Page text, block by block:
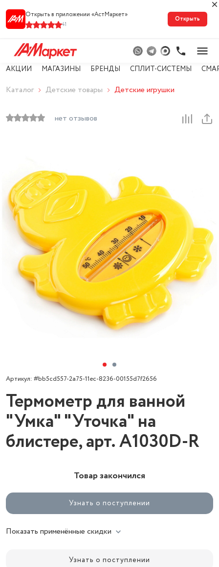
Открыть в приложении «АстМарке‪т‬»
41
Открыть
АКЦИИ МАГАЗИНЫ БРЕНДЫ СПЛИТ-СИСТЕМЫ
Каталог Детские товары Детские игрушки
нет отзывов
Артикул: #bb5cd557-2a75-11ec-8236-00155d7f2656
Термометр для ванной
"Умка" "Уточка" на
блистере, арт. A1030D-R
Товар закончился
Узнать о поступлении
Показать применённые скидки
Узнать о поступлении